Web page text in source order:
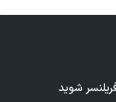
شوید